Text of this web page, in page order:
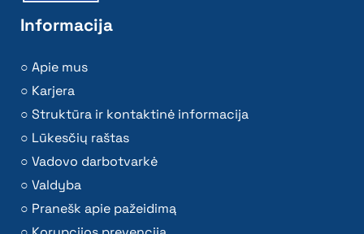
Atviri duomenys
Asmens duomenų apsauga
Dažniausiai užduodami klausimai (DUK)
Konsultavimasis su visuomene
Kita informacija ↓
Žemėlapiai
Administracinė informacija